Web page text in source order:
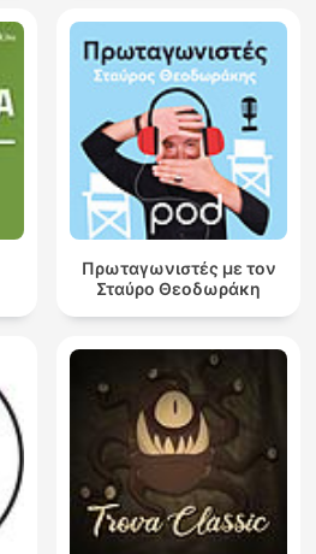
Πρωταγωνιστές με τον
Σταύρο Θεοδωράκη